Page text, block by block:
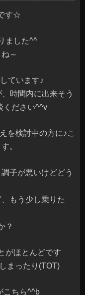
す☆
ました^^
～
ています♪
時間内に出来そう
ください^^v
を検討中の方に♪こ
。
子が悪いけどどう
もう少し乗りた
？
がほとんどです
まったり(TOT)
こちら^^b